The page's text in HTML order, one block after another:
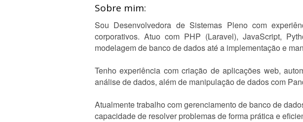
Sobre mim:
Sou Desenvolvedora de Sistemas Pleno com
corporativos. Atuo com PHP (Laravel), JavaScript,
modelagem de banco de dados até a implementação e
Tenho experiência com criação de aplicações web,
análise de dados, além de manipulação de dados com
Atualmente trabalho com gerenciamento de banco de
capacidade de resolver problemas de forma prática e